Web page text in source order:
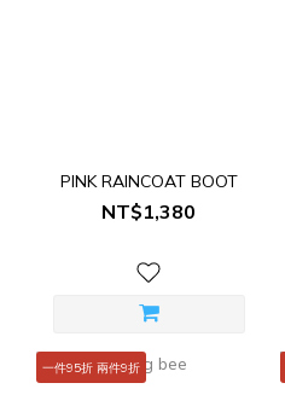
PINK RAINCOAT BOOT
NT$1,380
一件95折 兩件9折